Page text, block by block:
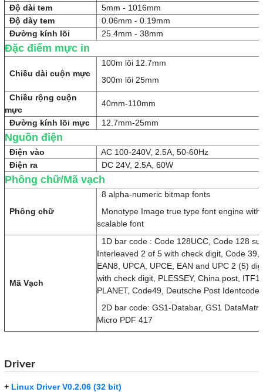
Độ dài tem
5mm - 1016mm
Độ dày tem
0.06mm - 0.19mm
Đường kính lõi
25.4mm - 38mm
Đặc điểm mực in
Chiều dài cuộn mực
100m lõi 12.7mm
300m lõi 25mm
Chiều rộng cuộn
mực
40mm-110mm
Đường kính lõi mực 12.7mm-25mm
Nguồn điện
Điện vào
AC 100-240V, 2.5A, 50-60Hz
Điện ra
DC 24V, 2.5A, 60W
Phông chữ/Mã vạch
Phông chữ
8 alpha-numeric bitmap fonts
Monotype Image true type font engine
scalable font
Mã Vạch
1D bar code : Code 128UCC, Code 128
Interleaved 2 of 5 with check digit, Code
EAN8, UPCA, UPCE, EAN and UPC 2 (5)
with check digit, PLESSEY, China post,
PLANET, Code49, Deutsche Post
2D bar code: GS1-Databar, GS1
Micro PDF 417
Driver
+ Linux Driver V0.2.06 (32 bit)